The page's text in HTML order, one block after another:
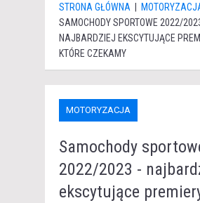
STRONA GŁÓWNA
SAMOCHODY SPORTOWE 2022/
NAJBARDZIEJ EKSCYTUJĄCE
KTÓRE CZEKAMY
MOTORYZACJA
Samochody
2022/2023 -
ekscytujące